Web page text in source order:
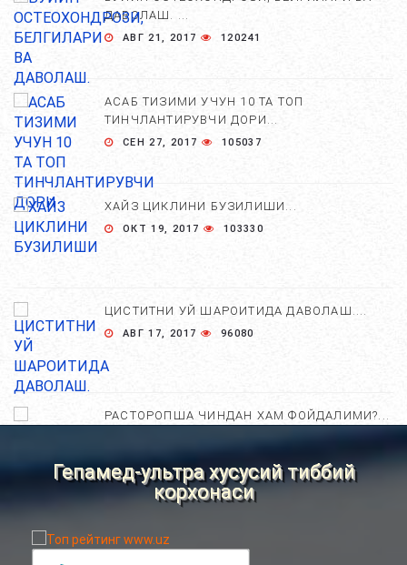
ДАВОЛАШ. ...
АВГ 21, 2017 120241
АСАБ ТИЗИМИ УЧУН 10 ТА ТОП
ТИНЧЛАНТИРУВЧИ ДОРИ...
СЕН 27, 2017 105037
ХАЙЗ ЦИКЛИНИ БУЗИЛИШИ...
ОКТ 19, 2017 103330
ЦИСТИТНИ УЙ ШАРОИТИДА ДАВОЛАШ....
АВГ 17, 2017 96080
РАСТОРОПША ЧИНДАН ХАМ ФОЙДАЛИМИ?...
НОСТАНДАРТ УСУЛЛАРИ....
Гепамед-ультра хусусий тиббий
корхонаси